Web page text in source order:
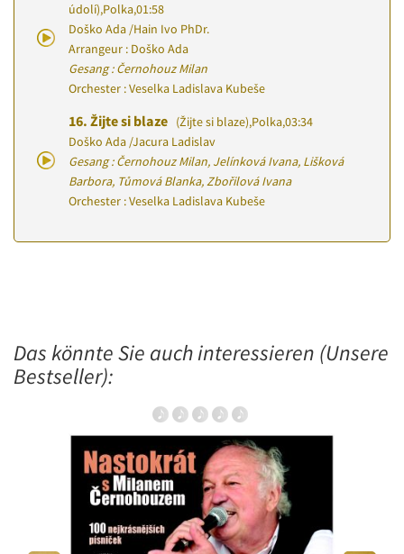
údolí),Polka,01:58
Doško Ada /Hain Ivo PhDr.
Arrangeur : Doško Ada
Gesang : Černohouz Milan
Orchester : Veselka Ladislava Kubeše
16. Žijte si blaze (Žijte si blaze),Polka,03:34
Doško Ada /Jacura Ladislav
Gesang : Černohouz Milan, Jelínková Ivana, Lišková
Barbora, Tůmová Blanka, Zbořilová Ivana
Orchester : Veselka Ladislava Kubeše
Das könnte Sie auch interessieren (Unsere
Bestseller):